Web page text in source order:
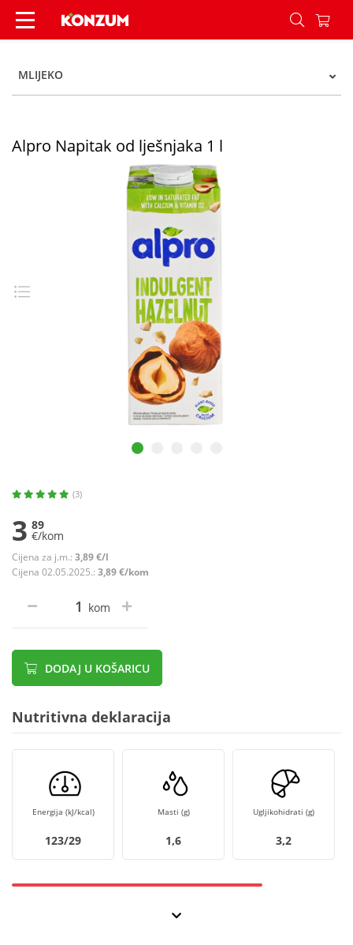
Alpro Napitak od lješnjaka 1 l - Konzum
MLIJEKO
Alpro Napitak od lješnjaka 1 l
(3)
3 89
€/kom
Cijena za j.m.: 3,89 €/l
Cijena 02.05.2025.: 3,89 €/kom
kom
DODAJ U KOŠARICU
Nutritivna deklaracija
Energija (kJ/kcal)
123/29
Masti (g)
1,6
Ugljikohidrati (g)
3,2